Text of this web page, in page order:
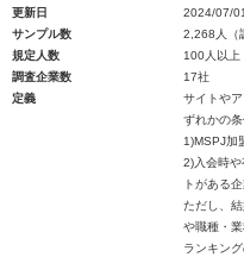
更新日
2024/07/01
サンプル数
2,268人（
規定人数
100人以上
調査企業数
17社
定義
サイトや
ずれかの
1)MSPJ加
2)入会時
トがある
ただし、
や職種・
ランキン